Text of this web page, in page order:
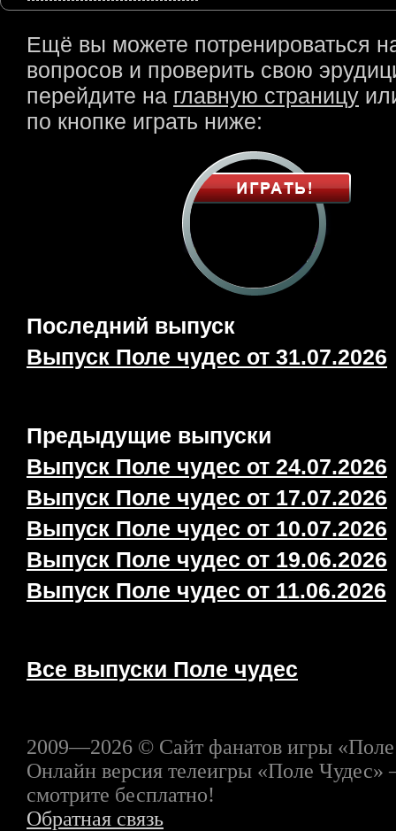
Ещё вы можете потренироваться
вопросов и проверить свою
перейдите на главную страницу
по кнопке играть ниже:
Последний выпуск
Выпуск Поле чудес от 31.07.2026
Предыдущие выпуски
Выпуск Поле чудес от 24.07.2026
Выпуск Поле чудес от 17.07.2026
Выпуск Поле чудес от 10.07.2026
Выпуск Поле чудес от 19.06.2026
Выпуск Поле чудес от 11.06.2026
Все выпуски Поле чудес
2009—2026 © Сайт фанатов игры
Онлайн версия телеигры «Поле Чудес»
смотрите бесплатно!
Обратная связь